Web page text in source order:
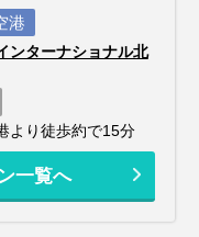
港
ンターナショナル北
より徒歩約で15分
一覧へ